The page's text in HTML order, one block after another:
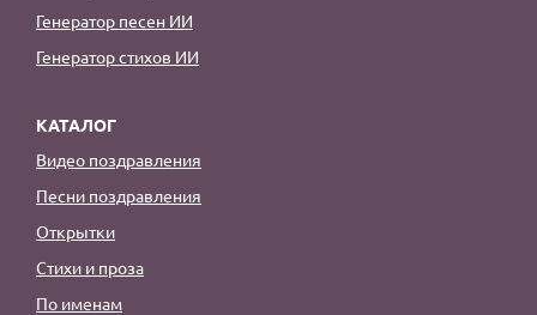
Генератор песен ИИ
Генератор стихов ИИ
КАТАЛОГ
Видео поздравления
Песни поздравления
Открытки
Стихи и проза
По именам